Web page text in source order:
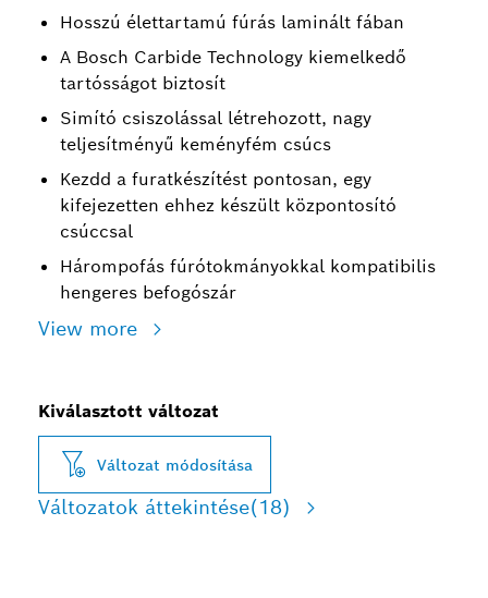
Hosszú élettartamú fúrás laminált fában
A Bosch Carbide Technology kiemelkedő
tartósságot biztosít
Simító csiszolással létrehozott, nagy
teljesítményű keményfém csúcs
Kezdd a furatkészítést pontosan, egy
kifejezetten ehhez készült központosító
csúccsal
Hárompofás fúrótokmányokkal kompatibilis
hengeres befogószár
View more
Kiválasztott változat
Változat módosítása
Változatok áttekintése(18)